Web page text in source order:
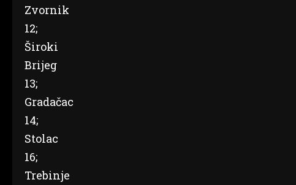
Zvornik
12;
Široki
Brijeg
13;
Gradačac
14;
Stolac
16;
Trebinje